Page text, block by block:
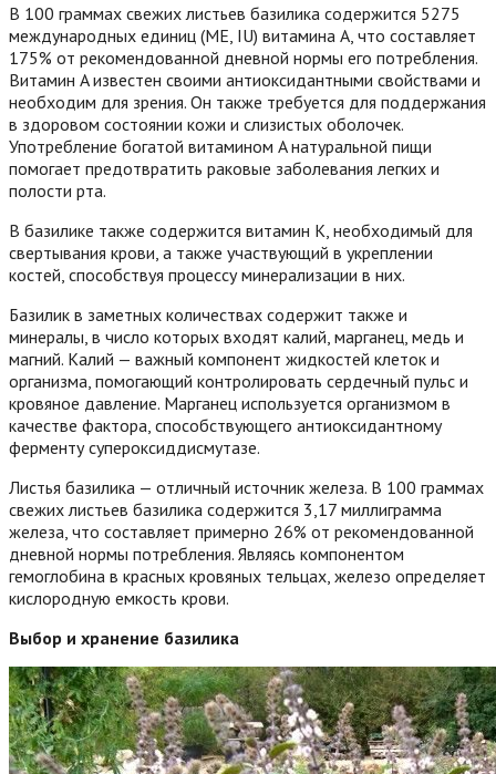
В 100 граммах свежих листьев базилика содержится 5275
международных единиц (МЕ, IU) витамина A, что составляет
175% от рекомендованной дневной нормы его потребления.
Витамин A известен своими антиоксидантными свойствами и
необходим для зрения. Он также требуется для поддержания
в здоровом состоянии кожи и слизистых оболочек.
Употребление богатой витамином A натуральной пищи
помогает предотвратить раковые заболевания легких и
полости рта.
В базилике также содержится витамин K, необходимый для
свертывания крови, а также участвующий в укреплении
костей, способствуя процессу минерализации в них.
Базилик в заметных количествах содержит также и
минералы, в число которых входят калий, марганец, медь и
магний. Калий — важный компонент жидкостей клеток и
организма, помогающий контролировать сердечный пульс и
кровяное давление. Марганец используется организмом в
качестве фактора, способствующего антиоксидантному
ферменту супероксиддисмутазе.
Листья базилика — отличный источник железа. В 100 граммах
свежих листьев базилика содержится 3,17 миллиграмма
железа, что составляет примерно 26% от рекомендованной
дневной нормы потребления. Являясь компонентом
гемоглобина в красных кровяных тельцах, железо определяет
кислородную емкость крови.
Выбор и хранение базилика